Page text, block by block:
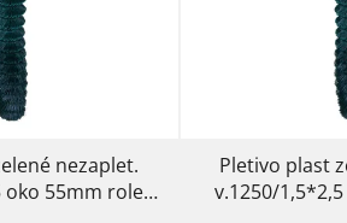
nezaplet.
oko 55mm role
Pletivo plast
v.1250/